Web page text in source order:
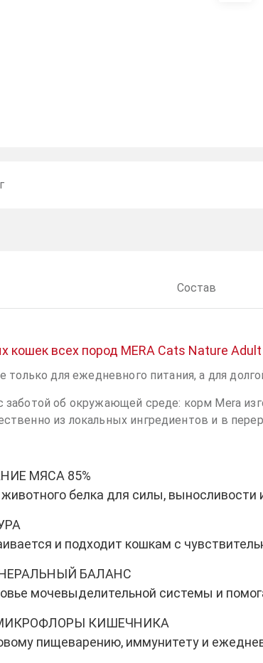
Состав
кошек всех пород MERA Cats Nature
только для ежедневного питания, а для
об окружающей среде: корм Mera
из локальных ингредиентов и в
МЯСА 85%
белка для силы, выносливости
и подходит кошкам с
БАЛАНС
мочевыделительной системы и
КИШЕЧНИКА
пищеварению, иммунитету и